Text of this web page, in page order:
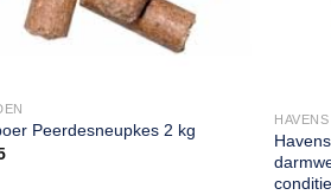
Peerdesneupkes 2 kg
HAVENS